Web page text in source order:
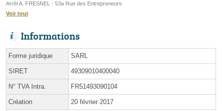
Arrêt A. FRESNEL - 53a Rue des Entrepreneurs
Voir tout
Informations
Forme juridique SARL
SIRET 49309010400040
N° TVA Intra. FR51493090104
Création 20 février 2017